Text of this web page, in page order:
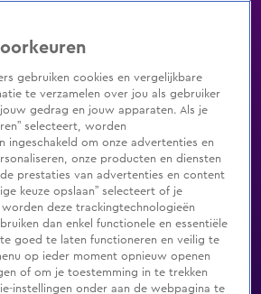
programma's Zenders Genres
TV inlogShop
gebruiken cookies en vergelijkbare
te verzamelen over jou als gebruiker
gedrag en jouw apparaten. Als je
selecteert, worden
ingeschakeld om onze advertenties en
onze producten en diensten
prestaties van advertenties en content
keuze opslaan” selecteert of je
deze trackingtechnologieën
dan enkel functionele en essentiële
goed te laten functioneren en veilig te
op ieder moment opnieuw openen
of om je toestemming in te trekken
instellingen onder aan de webpagina te